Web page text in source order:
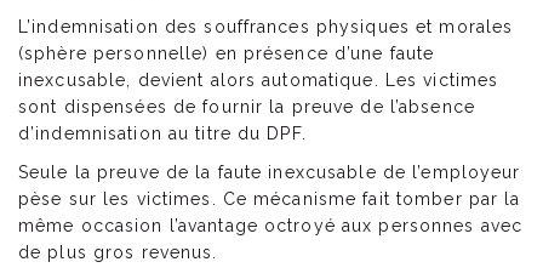
L’indemnisation des souffrances physiques et morales
(sphère personnelle) en présence d’une faute
inexcusable, devient alors automatique. Les victimes
sont dispensées de fournir la preuve de l’absence
d’indemnisation au titre du DPF.
Seule la preuve de la faute inexcusable de l’employeur
pèse sur les victimes. Ce mécanisme fait tomber par la
même occasion l’avantage octroyé aux personnes avec
de plus gros revenus.